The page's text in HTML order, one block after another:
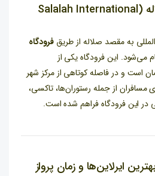
فرودگاه بین‌المللی صلاله (Salalah International
به مقصد صلاله از طریقفرودگاه
می‌شود. این فرودگاه یکی از
است و در فاصله کوتاهی از مرکز شهر
مسافران از جمله رستوران‌ها، تاکسی،
این فرودگاه فراهم شده است.
ایرلاین‌ها و زمان پرواز